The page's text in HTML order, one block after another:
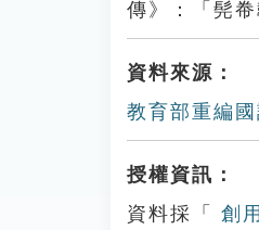
傳》：「髡
資料來源：
教育部重編
授權資訊：
資料採「
創